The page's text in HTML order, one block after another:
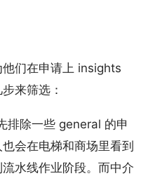
们在申请上 insights
来筛选：
排除一些 general 的申
会在电梯和商场里看到
水线作业阶段。而中介